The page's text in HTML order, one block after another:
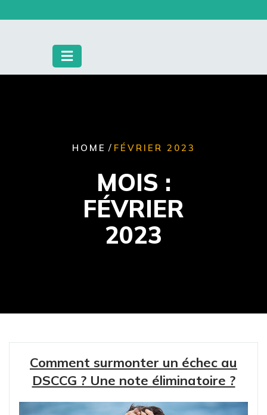
to
HOME / FÉVRIER 2023
MOIS :
FÉVRIER
2023
Comment surmonter un échec au
DSCCG ? Une note éliminatoire ?